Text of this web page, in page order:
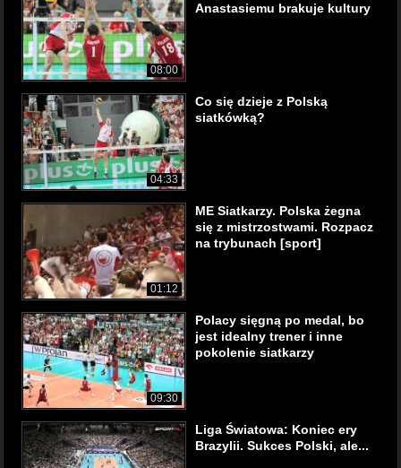
08:00
Anastasiemu brakuje kultury
04:33
Co się dzieje z Polską
siatkówką?
01:12
ME Siatkarzy. Polska żegna
się z mistrzostwami. Rozpacz
na trybunach [sport]
09:30
Polacy sięgną po medal, bo
jest idealny trener i inne
pokolenie siatkarzy
Liga Światowa: Koniec ery
Brazylii. Sukces Polski, ale...